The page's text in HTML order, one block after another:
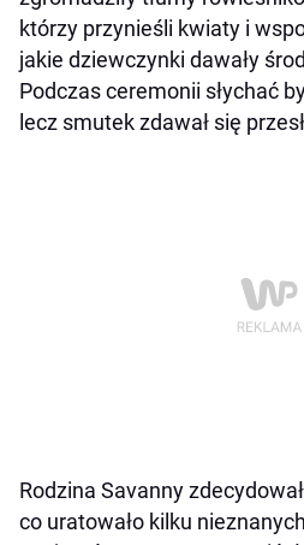
którzy przynieśli kwiaty i
jakie dziewczynki dawały
Podczas ceremonii słychać
lecz smutek zdawał się
Rodzina Savanny
co uratowało kilku